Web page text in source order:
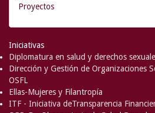
Proyectos
Iniciativas
Diplomatura en salud y derechos
Dirección y Gestión de Organizaciones
OSFL
Ellas-Mujeres y Filantropía
ITF - Iniciativa deTransparencia